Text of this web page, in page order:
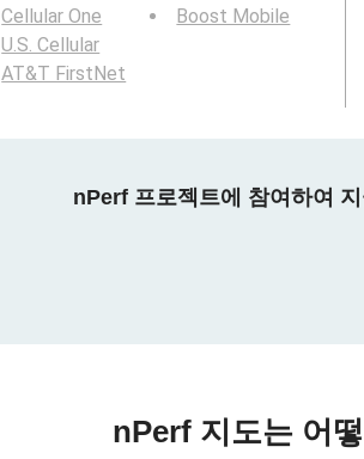
Cellular One
U.S. Cellular
AT&T FirstNet
Boost Mobile
nPerf 프로젝트에 참여하여
nPerf 지도는 어